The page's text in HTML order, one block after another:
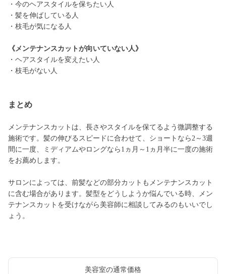
・今のヘアスタイルを保ちたい人
・髪を伸ばしている人
・枝毛が気になる人
《メンテナンスカットが向いていない人》
・ヘアスタイルを変えたい人
・枝毛がない人
まとめ
メンテナンスカットは、長さやスタイルを保てるよう微調整する
施術です。髪の伸びるスピードに合わせて、ショートなら2～3週
間に一度、ミディアムやロングなら1ヵ月～1ヵ月半に一度の施術
をお薦めします。
サロンによっては、前髪などの部分カットもメンテナンスカット
に含む場合があります。髪型をどうしようか悩んでいる時、メン
テナンスカットを受けながら美容師に相談してみるのもいいでし
ょう。
美容室の通常価格